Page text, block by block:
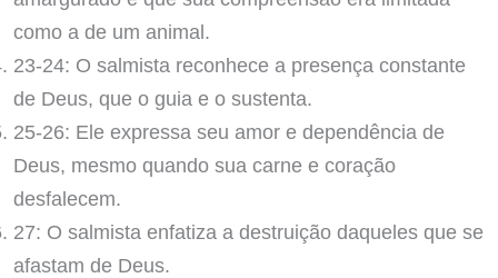
como a de um animal.
23-24: O salmista reconhece a presença constante
de Deus, que o guia e o sustenta.
25-26: Ele expressa seu amor e dependência de
Deus, mesmo quando sua carne e coração
desfalecem.
27: O salmista enfatiza a destruição daqueles que se
afastam de Deus.